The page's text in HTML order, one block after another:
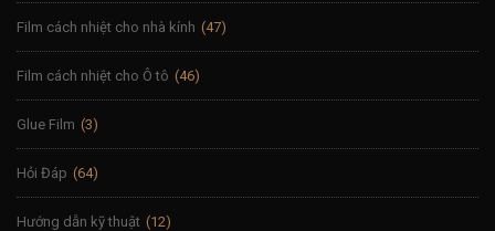
Film cách nhiệt cho nhà kính (47)
Film cách nhiệt cho Ô tô (46)
Glue Film (3)
Hỏi Đáp (64)
Hướng dẫn kỹ thuật (12)